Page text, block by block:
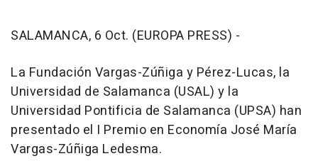
SALAMANCA, 6 Oct. (EUROPA PRESS) -
La Fundación Vargas-Zúñiga y Pérez-Lucas, la
Universidad de Salamanca (USAL) y la
Universidad Pontificia de Salamanca (UPSA) han
presentado el I Premio en Economía José María
Vargas-Zúñiga Ledesma.